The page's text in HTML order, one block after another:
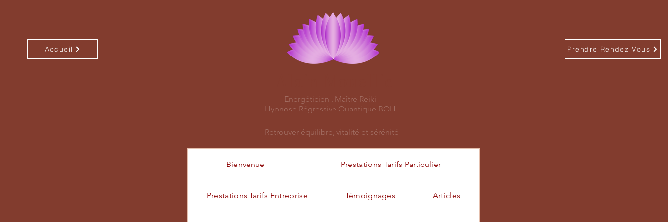
Accueil Prendre Rendez Vous
Energéticien . Maître Reiki
Hypnose Régressive Quantique BQH
Retrouver équilibre, vitalité et sérénité
Bienvenue Prestations Tarifs Particulier
Prestations Tarifs Entreprise Témoignages Articles